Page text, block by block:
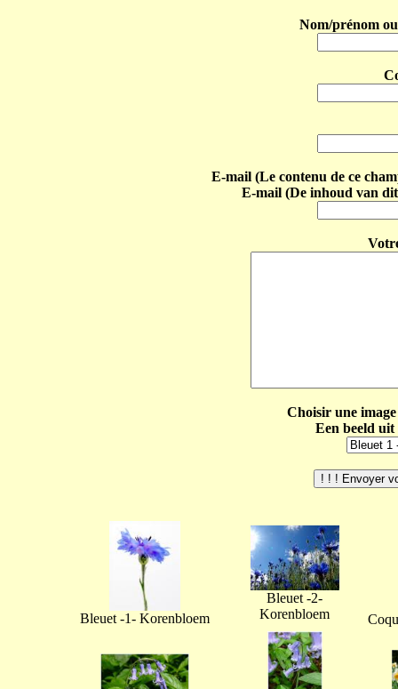
Nom/prénom
E-mail (Le contenu de ce
E-mail (De inhoud van
Choisir une
Een beeld
Bleuet -1- Korenbloem
Bleuet -2-
Korenbloem